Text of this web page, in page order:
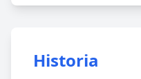
Historia